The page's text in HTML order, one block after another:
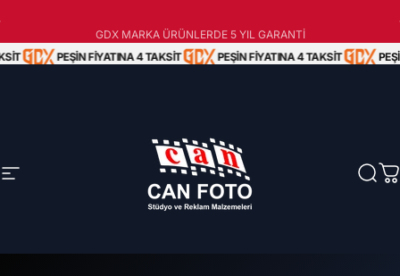
GDX MARKA ÜRÜNLERDE 5 YIL GARANTİ
PEŞİN FİYATINA 4 TAKSİT PEŞİN FİYATINA 4 TAKSİT
Site navigasyonu Can Foto Stüdyo ve Reklam MalzemeleriAra